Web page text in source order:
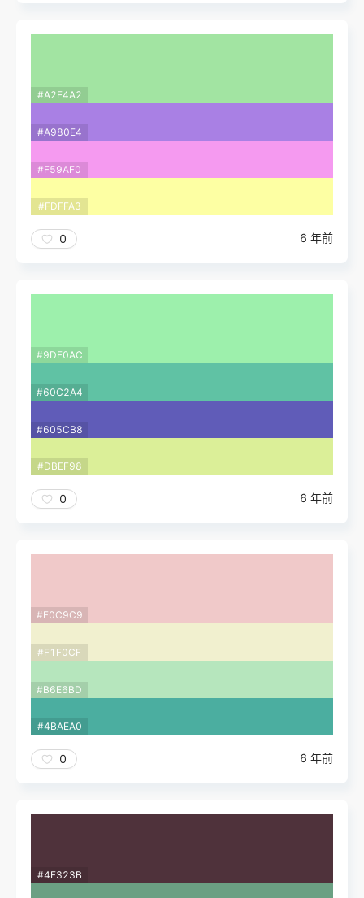
#A2E4A2
#A980E4
#F59AF0
#FDFFA3
0 6 年前
#9DF0AC
#60C2A4
#605CB8
#DBEF98
0 6 年前
#F0C9C9
#F1F0CF
#B6E6BD
#4BAEA0
0 6 年前
#4F323B